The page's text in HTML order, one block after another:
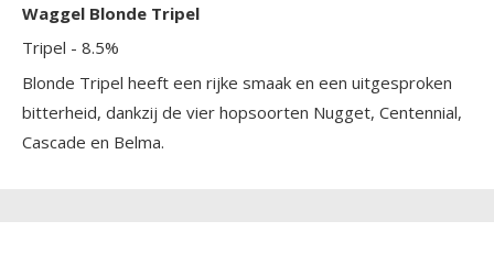
Waggel Blonde Tripel
Tripel - 8.5%
Blonde Tripel heeft een rijke smaak en een uitgesproken
bitterheid, dankzij de vier hopsoorten Nugget, Centennial,
Cascade en Belma.